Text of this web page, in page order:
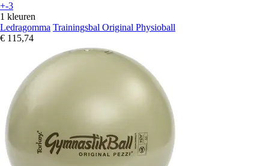
+-3
1 kleuren
Ledragomma Trainingsbal Original Physioball
€ 115,74